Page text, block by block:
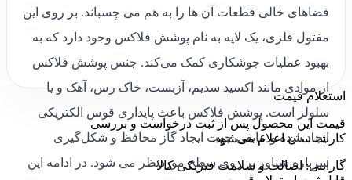
فضاهای خالی قطعات آن ها را به هم می چسباند. بر روی این
مفتول فلزی، یک لایه به نام پوشش فلاکس وجود دارد که به
بهبود عملیات جوشکاری کمک می‌کند. جنس پوشش فلاکس
از موادی مانند اکسید سدیم، آزبست، خاک رس، آهک و یا
سلولز است. پوشش فلاکس باعث پایداری قوس الکتریکی
ایجاد شده و عایقی جهت ایجاد گاز محافظ و شکل‌گیری
سرباره شناور بر روی سطح موردنظر می شود. در ادامه این
استعلام قیمت
قیمت این محصول پس از ثبت درخواست و بررسی
کارشناسان اعلام می‌شود.
گارانتی: اصالت و سلامت فیزیکی کالا